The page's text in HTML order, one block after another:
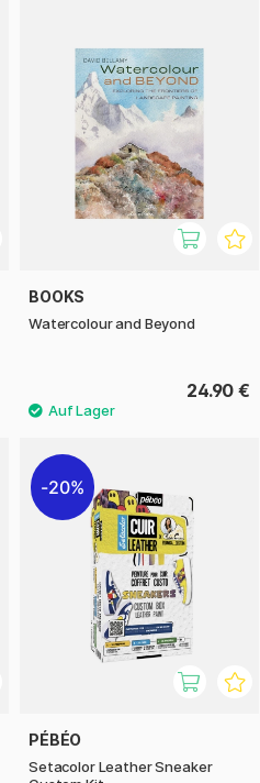
BOOKS
Watercolour and Beyond
24.90 €
20%
PÉBÉO
Setacolor Leather Sneaker